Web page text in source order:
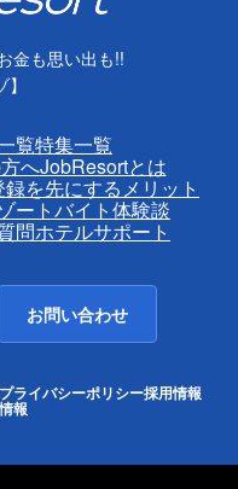
金も思い出も!!
覧特集一覧
へJobResortとは
録を先にするメリット
ートバイト体験談
問ホテルサポート
お問い合わせ
プライバシーポリシー採用情報
報